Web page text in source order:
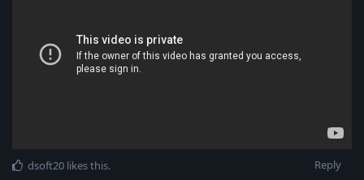
Reply
dsoft20 likes this.